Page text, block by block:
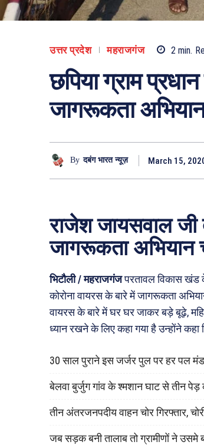
उत्तर प्रदेश महराजगंज 2 min.
छपिया ग्राम
जागरूकता
By दबंग भारत न्यूज़ March 15,
राजेश जायसवाल जी
जागरूकता
भिटौली / महराजगंजपरतावल विकास खंड के
कोरोना वायरस के बारे में जागरूकता
वायरस के बारे में घर घर जाकर बड़े बूढ़े,
ध्यान रखने के लिए कहा गया है उन्होंने
30 साल पुराने इस जर्जर पुल पर हर पल
बेलवा बुर्जुग गांव के श्मशान घाट से तीन
तीन अंतरजनपदीय वाहन चोर गिरफ्तार,
जब सड़क बनी तालाब तो ग्रामीणों ने उसमे